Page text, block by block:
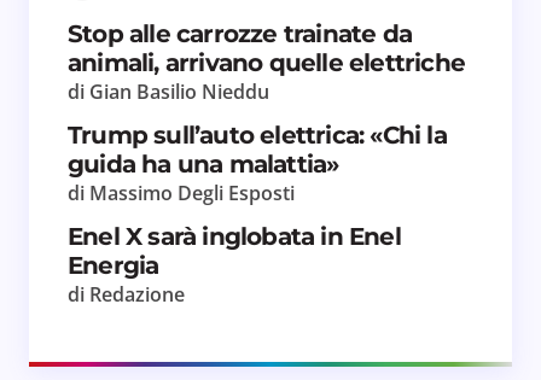
per il prossimo commento.
Invia commento
Stop alle carrozze trainate da
animali, arrivano quelle elettriche
di Gian Basilio Nieddu
Trump sull’auto elettrica: «Chi la
guida ha una malattia»
di Massimo Degli Esposti
Enel X sarà inglobata in Enel
Energia
di Redazione